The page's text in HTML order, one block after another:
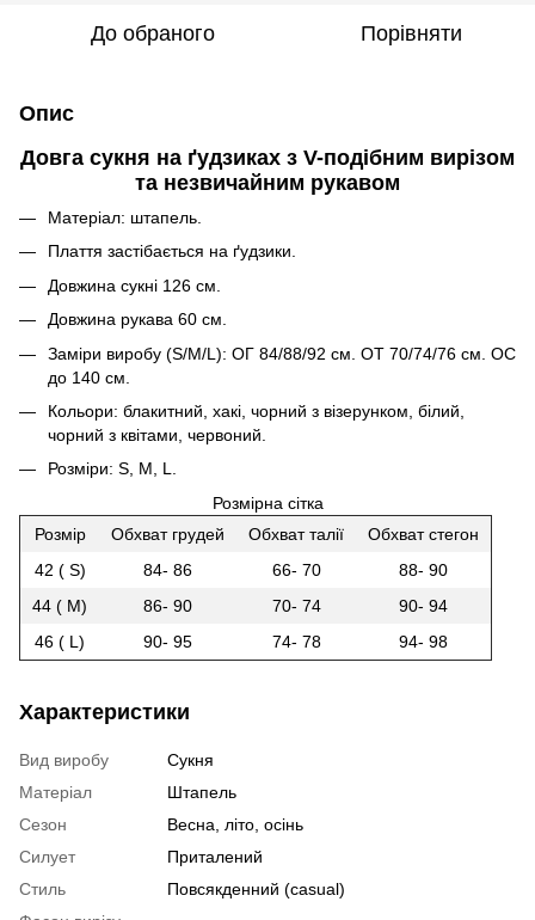
До обраного Порівняти
Опис
Довга сукня на ґудзиках з V-подібним вирізом
та незвичайним рукавом
Матеріал: штапель.
Плаття застібається на ґудзики.
Довжина сукні 126 см.
Довжина рукава 60 см.
Заміри виробу (S/M/L): ОГ 84/88/92 см. ОТ 70/74/76 см. ОС
до 140 см.
Кольори: блакитний, хакі, чорний з візерунком, білий,
чорний з квітами, червоний.
Розміри: S, M, L.
Розмірна сітка
Розмір
Обхват грудей Обхват талії
Обхват стегон
42 ( S)
84- 86 66- 70
88- 90
44 ( M)
86- 90 70- 74
90- 94
46 ( L)
90- 95 74- 78 94- 98
Характеристики
Вид виробу
Сукня
Матеріал
Штапель
Сезон
Весна, літо, осінь
Силует
Приталений
Стиль
Повсякденний (casual)